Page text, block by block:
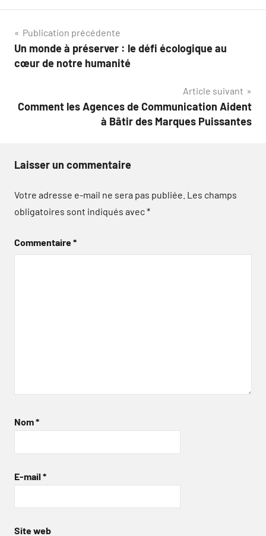
Navigation
de
Publication précédente
Un monde à préserver : le défi écologique au
cœur de notre humanité
Article suivant
Comment les Agences de Communication Aident
à Bâtir des Marques Puissantes
Laisser un commentaire
Votre adresse e-mail ne sera pas publiée. Les champs
obligatoires sont indiqués avec*
Commentaire*
Nom*
E-mail *
Site web